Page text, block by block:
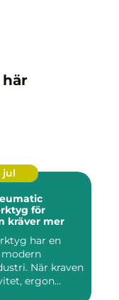
jul
för
kräver mer
har en
När kraven
ergon...